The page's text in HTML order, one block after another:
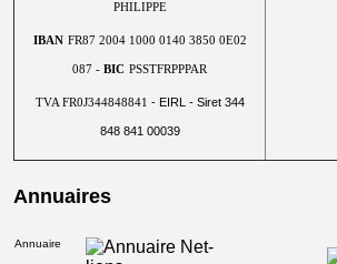
PHILIPPE
IBAN FR87 2004 1000 0140 3850 0E02
087 - BIC PSSTFRPPPAR
TVA FR0J344848841 - EIRL - Siret 344
848 841 00039
Annuaires
Annuaire